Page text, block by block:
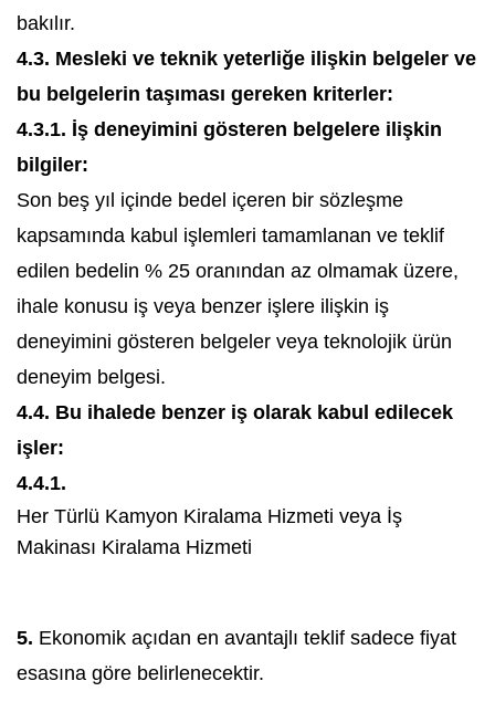
bakılır.
4.3. Mesleki ve teknik yeterliğe ilişkin belgeler ve
bu belgelerin taşıması gereken kriterler:
4.3.1. İş deneyimini gösteren belgelere ilişkin
bilgiler:
Son beş yıl içinde bedel içeren bir sözleşme
kapsamında kabul işlemleri tamamlanan ve teklif
edilen bedelin % 25 oranından az olmamak üzere,
ihale konusu iş veya benzer işlere ilişkin iş
deneyimini gösteren belgeler veya teknolojik ürün
deneyim belgesi.
4.4. Bu ihalede benzer iş olarak kabul edilecek
işler:
4.4.1.
Her Türlü Kamyon Kiralama Hizmeti veya İş
Makinası Kiralama Hizmeti
5. Ekonomik açıdan en avantajlı teklif sadece fiyat
esasına göre belirlenecektir.